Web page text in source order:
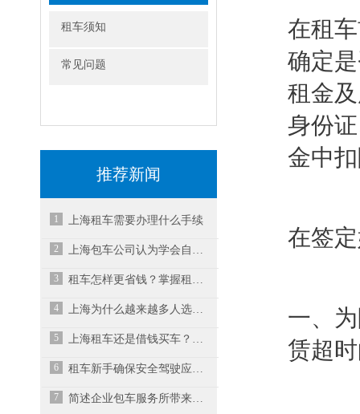
租车须知
常见问题
推荐新闻
1 上海租车需要办理什么手续
2
3
4 上海为什么越来越多人选择租车而不是买车？
5
6
7 简述企业包车服务所带来的双重作用
在租
确定
租金
身份
金中
在签
一、
赁超